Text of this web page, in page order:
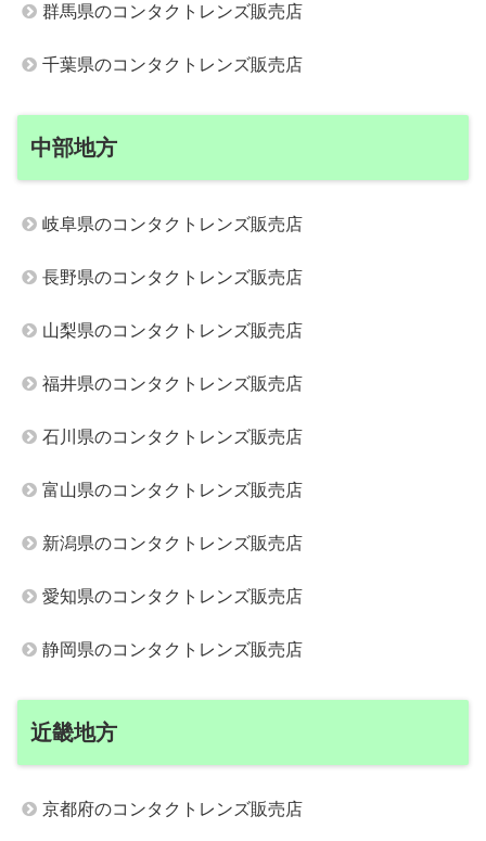
群馬県のコンタクトレンズ販売店
千葉県のコンタクトレンズ販売店
中部地方
岐阜県のコンタクトレンズ販売店
長野県のコンタクトレンズ販売店
山梨県のコンタクトレンズ販売店
福井県のコンタクトレンズ販売店
石川県のコンタクトレンズ販売店
富山県のコンタクトレンズ販売店
新潟県のコンタクトレンズ販売店
愛知県のコンタクトレンズ販売店
静岡県のコンタクトレンズ販売店
近畿地方
京都府のコンタクトレンズ販売店